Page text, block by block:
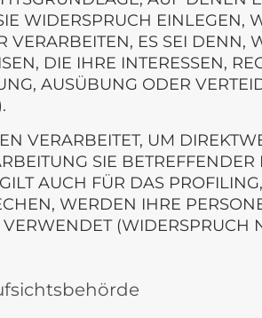
WIDERSPRUCH EINLEGEN,
VERARBEITEN, ES SEI
DIE IHRE INTERESSEN,
AUSÜBUNG ODER
VERARBEITET, UM
SIE
AUCH FÜR DAS
WERDEN IHRE
(WIDERSPRUCH